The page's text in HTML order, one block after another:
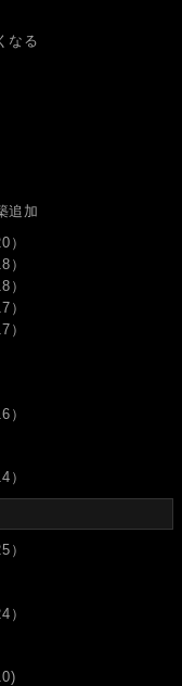
なる
追加
）
）
）
）
）
）
）
）
）